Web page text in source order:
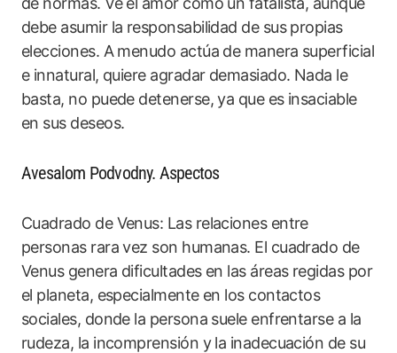
debe asumir la responsabilidad de sus propias
elecciones. A menudo actúa de manera superficial
e innatural, quiere agradar demasiado. Nada le
basta, no puede detenerse, ya que es insaciable
en sus deseos.
Avesalom Podvodny. Aspectos
Cuadrado de Venus: Las relaciones entre
personas rara vez son humanas. El cuadrado de
Venus genera dificultades en las áreas regidas por
el planeta, especialmente en los contactos
sociales, donde la persona suele enfrentarse a la
rudeza, la incomprensión y la inadecuación de su